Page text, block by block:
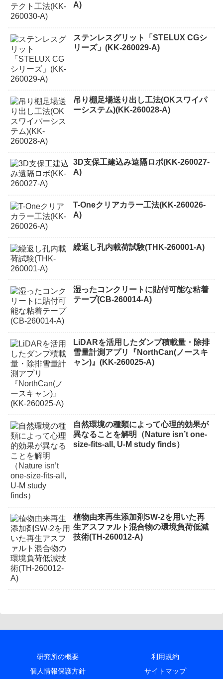
A)
ステンレスグリット「STELUX CGシ
リーズ」(KK-260029-A)
吊り棚足場送り出し工法(OKスワイパ
ーシステム)(KK-260028-A)
3D支保工建込み遠隔ロボ(KK-260027-
A)
T-Oneクリアカラー工法(KK-260026-
A)
繰返し孔内載荷試験(THK-260001-A)
湿ったコンクリートに貼付可能な粘着
テープ(CB-260014-A)
LiDARを活用したダンプ積載量・除排
雪量計測アプリ『NorthCan(ノースキ
ャン)』(KK-260025-A)
自然環境の種類によって心理的効果が
異なることを解明（Nature isn’t one-
size-fits-all, U-M study finds）
植物由来再生添加剤SW-2を用いた再
生アスファルト混合物の環境負荷低減
技術(TH-260012-A)
研究所の概要
利用規約
個人情報保護方針
サイトマップ